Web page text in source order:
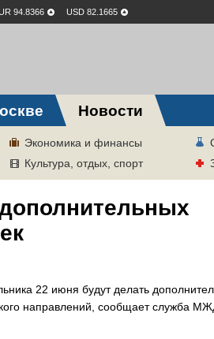
94.8366 USD 82.1665
Новости
Экономика и финансы
Культура, отдых, спорт
22 июня будут делать
направлений, сообщает служба